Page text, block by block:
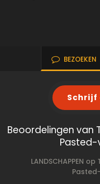
BEZOEKEN
Schrijf
Beoordelingen van
Pasted-
LANDSCHAPPEN